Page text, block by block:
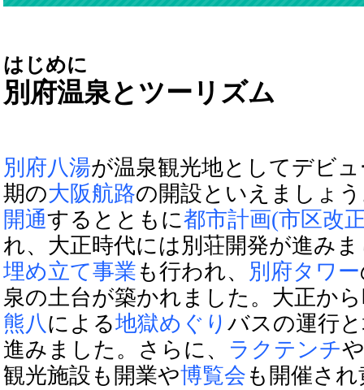
はじめに
別府温泉とツーリズム
別府八湯が温泉観光地としてデビ
期の大阪航路の開設といえましょ
開通するとともに都市計画(市区改
れ、大正時代には別荘開発が進み
埋め立て事業 も行われ、 別府タワー
泉の土台が築かれました。大正か
熊八 による地獄めぐり バスの運行
進みました。さらに、 ラクテンチや
観光施設も開業や博覧会 も開催さ